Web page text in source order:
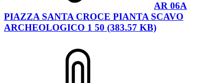
AR 06A
PIAZZA SANTA CROCE PIANTA SCAVO
ARCHEOLOGICO 1 50 (383.57 KB)